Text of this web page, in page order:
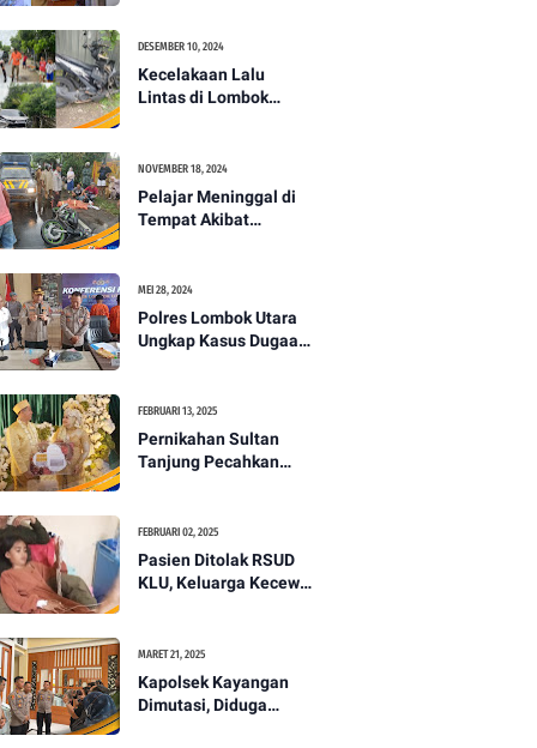
Masyarakat Dayan
Gunung
DESEMBER 10, 2024
Kecelakaan Lalu
Lintas di Lombok
PENANTB
NOVEMBER 18, 2024
Pelajar Meninggal di
Tempat Akibat
Utara -PENANTB
MEI 28, 2024
Polres Lombok Utara
Ungkap Kasus Dugaan
Gantung Diri
FEBRUARI 13, 2025
Pernikahan Sultan
Tanjung Pecahkan
PENANTB
FEBRUARI 02, 2025
Pasien Ditolak RSUD
KLU, Keluarga Kecewa
MARET 21, 2025
Kapolsek Kayangan
Dimutasi, Diduga